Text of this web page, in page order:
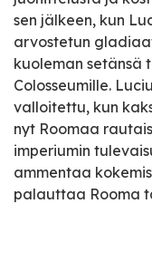
sen jälkeen, kun
arvostetun
kuoleman setänsä
Colosseumille.
valloitettu, kun
nyt Roomaa
imperiumin
ammentaa
palauttaa Rooma